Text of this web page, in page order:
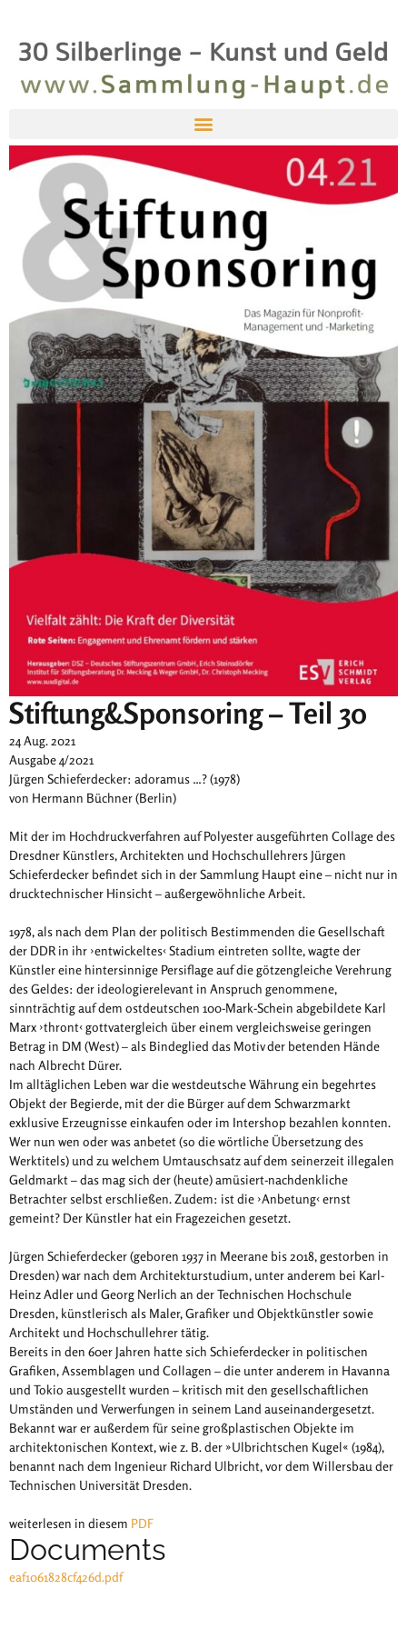
​Stiftung&Sponsoring – Teil 30
24 Aug. 2021
Ausgabe 4/2021
Jürgen Schieferdecker: adoramus …? (1978)
von Hermann Büchner (Berlin)
Mit der im Hochdruckverfahren auf Polyester ausgeführten Collage des
Dresdner Künstlers, Architekten und Hochschullehrers Jürgen
Schieferdecker befindet sich in der Sammlung Haupt eine – nicht nur in
drucktechnischer Hinsicht – außergewöhnliche Arbeit.
1978, als nach dem Plan der politisch Bestimmenden die Gesellschaft
der DDR in ihr ›entwickeltes‹ Stadium eintreten sollte, wagte der
Künstler eine hintersinnige Persiflage auf die götzengleiche Verehrung
des Geldes: der ideologierelevant in Anspruch genommene,
sinnträchtig auf dem ostdeutschen 100-Mark-Schein abgebildete Karl
Marx ›thront‹ gottvatergleich über einem vergleichsweise geringen
Betrag in DM (West) – als Bindeglied das Motiv der betenden Hände
nach Albrecht Dürer.
Im alltäglichen Leben war die westdeutsche Währung ein begehrtes
Objekt der Begierde, mit der die Bürger auf dem Schwarzmarkt
exklusive Erzeugnisse einkaufen oder im Intershop bezahlen konnten.
Wer nun wen oder was anbetet (so die wörtliche Übersetzung des
Werktitels) und zu welchem Umtauschsatz auf dem seinerzeit illegalen
Geldmarkt – das mag sich der (heute) amüsiert-nachdenkliche
Betrachter selbst erschließen. Zudem: ist die ›Anbetung‹ ernst
gemeint? Der Künstler hat ein Fragezeichen gesetzt.
Jürgen Schieferdecker (geboren 1937 in Meerane bis 2018, gestorben in
Dresden) war nach dem Architekturstudium, unter anderem bei Karl-
Heinz Adler und Georg Nerlich an der Technischen Hochschule
Dresden, künstlerisch als Maler, Grafiker und Objektkünstler sowie
Architekt und Hochschullehrer tätig.
Bereits in den 60er Jahren hatte sich Schieferdecker in politischen
Grafiken, Assemblagen und Collagen – die unter anderem in Havanna
und Tokio ausgestellt wurden – kritisch mit den gesellschaftlichen
Umständen und Verwerfungen in seinem Land auseinandergesetzt.
Bekannt war er außerdem für seine großplastischen Objekte im
architektonischen Kontext, wie z. B. der »Ulbrichtschen Kugel« (1984),
benannt nach dem Ingenieur Richard Ulbricht, vor dem Willersbau der
Technischen Universität Dresden.
weiterlesen in diesem PDF
Documents
eaf1061828cf426d.pdf